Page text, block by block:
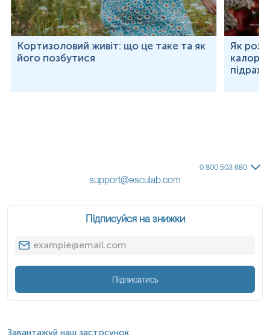
Кортизоловий живіт: що це таке та як
його позбутися
Як
0 800 503 680
support@esculab.com
Підписуйся на знижки
Підписатись
Завантажуй наш застосунок